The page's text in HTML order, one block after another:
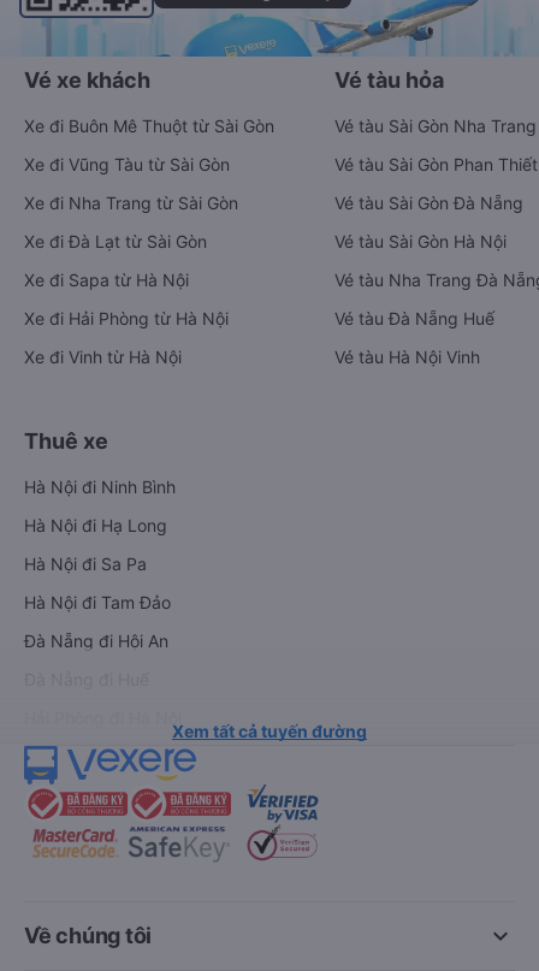
Vé xe khách
Xe đi Buôn Mê Thuột từ Sài Gòn
Xe đi Vũng Tàu từ Sài Gòn
Xe đi Nha Trang từ Sài Gòn
Xe đi Đà Lạt từ Sài Gòn
Xe đi Sapa từ Hà Nội
Xe đi Hải Phòng từ Hà Nội
Xe đi Vinh từ Hà Nội
Vé tàu hỏa
Vé tàu Sài Gòn Nha Trang
Vé tàu Sài Gòn Phan Thiết
Vé tàu Sài Gòn Đà Nẵng
Vé tàu Sài Gòn Hà Nội
Vé tàu Nha Trang Đà
Vé tàu Đà Nẵng Huế
Vé tàu Hà Nội Vinh
Thuê xe
Hà Nội đi Ninh Bình
Hà Nội đi Hạ Long
Hà Nội đi Sa Pa
Hà Nội đi Tam Đảo
Đà Nẵng đi Hội An
Xem tất cả tuyến đường
keyboard_arrow_down
Về chúng tôi